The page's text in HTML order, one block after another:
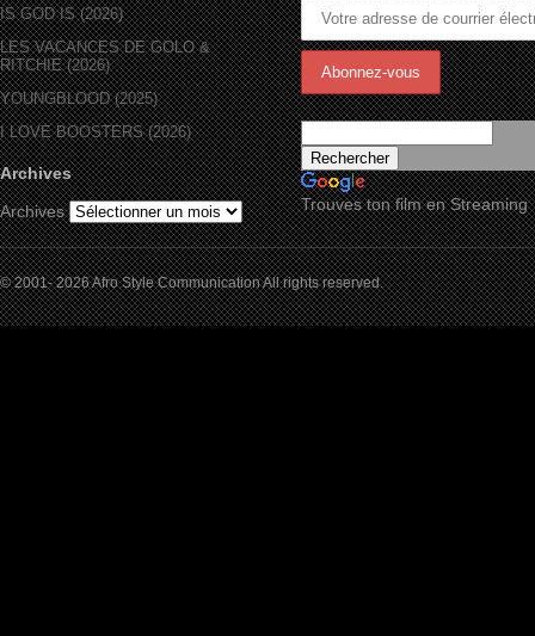
IS GOD IS (2026)
LES VACANCES DE GOLO &
RITCHIE (2026)
YOUNGBLOOD (2025)
I LOVE BOOSTERS (2026)
Archives
Archives
Trouves ton film en Streaming
© 2001- 2026 Afro Style Communication All rights reserved.